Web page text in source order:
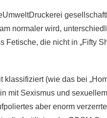
normaler wird,
die nicht in „Fifty
(wie das bei
mit Sexismus und
aber enorm